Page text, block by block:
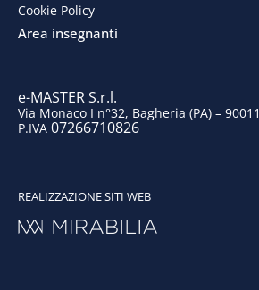
k
Cookie Policy
Area insegnanti
e-MASTER S.r.l.
Via Monaco I n°32, Bagheria (PA) – 90011
P.IVA 07266710826
REALIZZAZIONE SITI WEB